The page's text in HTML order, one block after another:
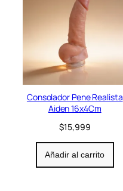
Consolador Pene Realista
Aiden 16x4Cm
$15,999
Añadir al carrito